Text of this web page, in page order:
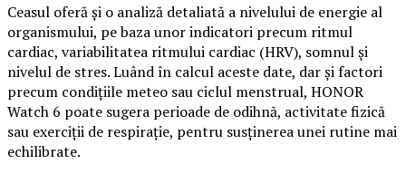
Ceasul oferă și o analiză detaliată a nivelului de energie al
organismului, pe baza unor indicatori precum ritmul
cardiac, variabilitatea ritmului cardiac (HRV), somnul și
nivelul de stres. Luând în calcul aceste date, dar și factori
precum condițiile meteo sau ciclul menstrual, HONOR
Watch 6 poate sugera perioade de odihnă, activitate fizică
sau exerciții de respirație, pentru susținerea unei rutine mai
echilibrate.